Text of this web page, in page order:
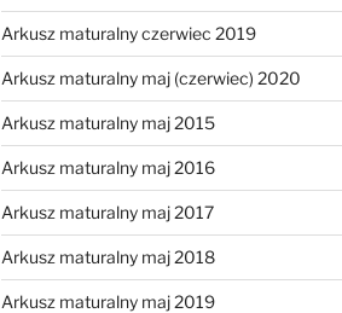
Arkusz maturalny czerwiec 2019
Arkusz maturalny maj (czerwiec) 2020
Arkusz maturalny maj 2015
Arkusz maturalny maj 2016
Arkusz maturalny maj 2017
Arkusz maturalny maj 2018
Arkusz maturalny maj 2019